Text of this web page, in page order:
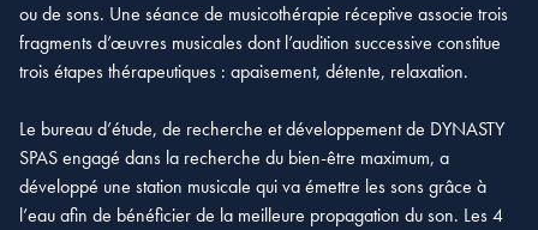
ou de sons. Une séance de musicothérapie réceptive associe trois
fragments d’œuvres musicales dont l’audition successive constitue
trois étapes thérapeutiques : apaisement, détente, relaxation.
Le bureau d’étude, de recherche et développement de DYNASTY
SPAS engagé dans la recherche du bien-être maximum, a
développé une station musicale qui va émettre les sons grâce à
l’eau afin de bénéficier de la meilleure propagation du son. Les 4